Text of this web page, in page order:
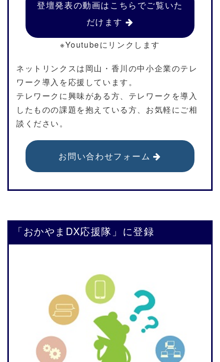
登壇発表の動画はこちらでご覧いた
だけます
※Youtubeにリンクします
ネットリンクスは岡山・香川の中小企業のテレ
ワーク導入を応援しています。
テレワークに興味がある方、テレワークを導入
したものの課題を抱えている方、お気軽にご相
談ください。
お問い合わせフォーム
「おかやまDX応援隊」に登録